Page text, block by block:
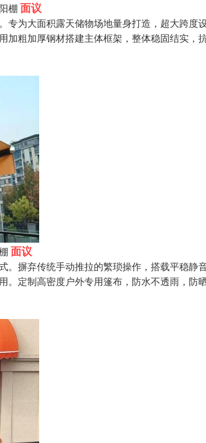
棚 面议
专为大面积露天储物场地量身打造，超大跨度
加粗加厚钢材搭建主体框架，整体稳固结实，
面议
。摒弃传统手动推拉的繁琐操作，搭载平稳静
。定制高密度户外专用篷布，防水不透雨，防